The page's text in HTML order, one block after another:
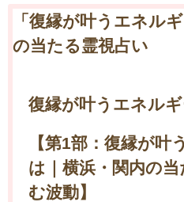
「復縁が叶うエネル
の当たる霊視占い
復縁が叶うエネル
【第1部：復縁が叶
は｜横浜・関内の
む波動】